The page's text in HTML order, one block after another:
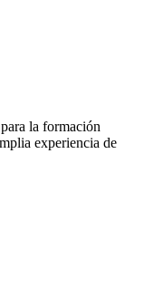
la formación
experiencia de